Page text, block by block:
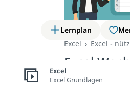
Lernplan
Excel
Excel -
Excel
Datum
Excel
Excel Grundlagen